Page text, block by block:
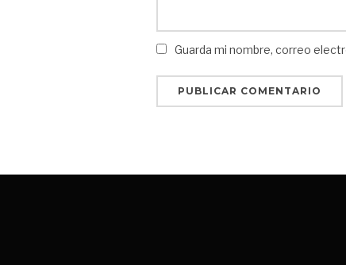
Guarda mi nombre, correo